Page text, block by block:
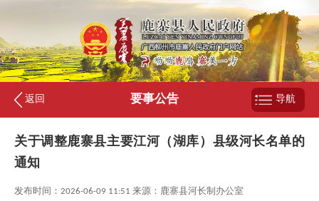
返回 要事公告 导航
关于调整鹿寨县主要江河（湖库）县级河长名单的
通知
发布时间：2026-06-09 11:51 来源：鹿寨县河长制办公室